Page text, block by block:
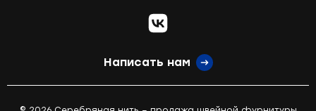
vk.com
Написать нам